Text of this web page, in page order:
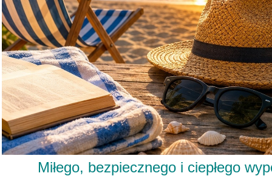
Miłego, bezpiecznego i ciepłego